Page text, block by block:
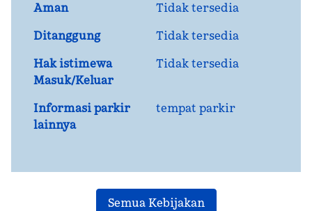
Aman
Tidak tersedia
Ditanggung
Tidak tersedia
Hak istimewa
Masuk/Keluar
Tidak tersedia
Informasi parkir
lainnya
tempat parkir
Semua Kebijakan